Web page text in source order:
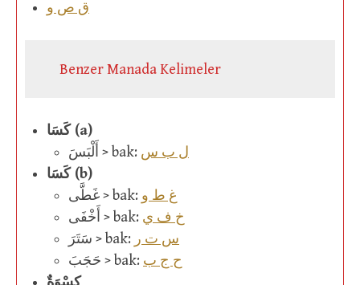
ق ص و
Benzer Manada Kelimeler
كَسَا (a)
أَلْبَسَ > bak: ل ب س
كَسَا (b)
غَطَّى > bak: غ ط و
أَخْفَى > bak: خ ف ي
سَتَرَ > bak: س ت ر
حَجَبَ > bak: ح ج ب